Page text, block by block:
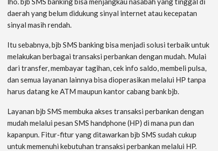
daerah yang belum didukung sinyal internet atau kecepatan
sinyal masih rendah.
Itu sebabnya, bjb SMS banking bisa menjadi solusi terbaik untuk
melakukan berbagai transaksi perbankan dengan mudah. Mulai
dari transfer, membayar tagihan, cek info saldo, membeli pulsa,
dan semua layanan lainnya bisa dioperasikan melalui HP tanpa
harus datang ke ATM maupun kantor cabang bank bjb.
Layanan bjb SMS membuka akses transaksi perbankan dengan
mudah melalui pesan SMS handphone (HP) di mana pun dan
kapanpun. Fitur-fitur yang ditawarkan bjb SMS sudah cukup
untuk memenuhi kebutuhan transaksi perbankan melalui HP.